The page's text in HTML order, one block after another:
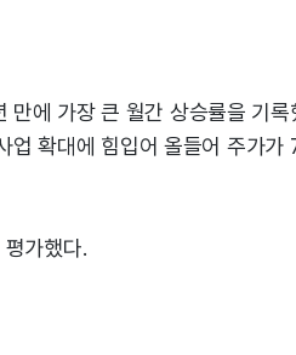
에 가장 큰 월간 상승률을 기록
업 확대에 힘입어 올들어 주가가
가했다.